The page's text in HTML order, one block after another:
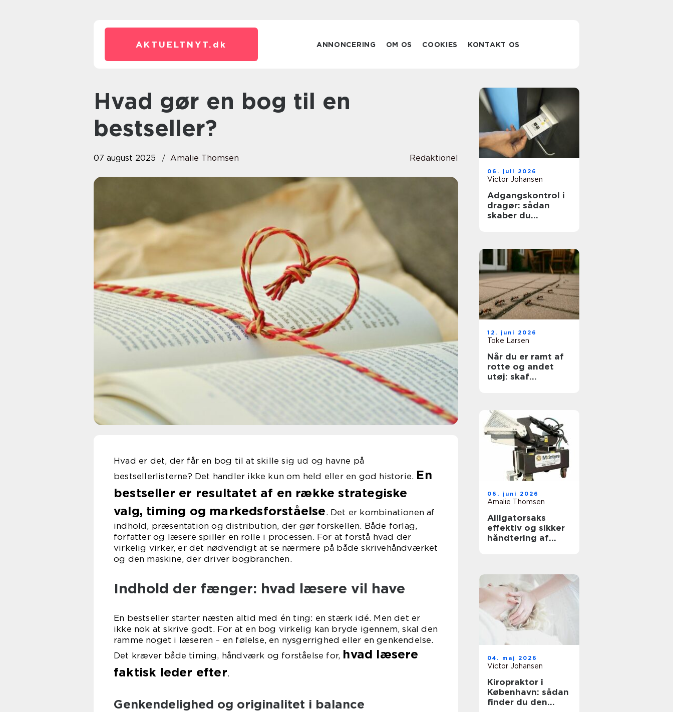
AKTUELTNYT. dk ANNONCERING OM OS COOKIES KONTAKT OS
Hvad gør en bog til en
bestseller?
07 august 2025 Amalie Thomsen Redaktionel
Hvad er det, der får en bog til at skille sig ud og havne på
bestsellerlisterne? Det handler ikke kun om held eller en god historie. En
bestseller er resultatet af en række strategiske
valg, timing og markedsforståelse. Det er kombinationen af
indhold, præsentation og distribution, der gør forskellen. Både forlag,
forfatter og læsere spiller en rolle i processen. For at forstå hvad der
virkelig virker, er det nødvendigt at se nærmere på både skrivehåndværket
og den maskine, der driver bogbranchen.
Indhold der fænger: hvad læsere vil have
En bestseller starter næsten altid med én ting: en stærk idé. Men det er
ikke nok at skrive godt. For at en bog virkelig kan bryde igennem, skal den
ramme noget i læseren – en følelse, en nysgerrighed eller en genkendelse.
Det kræver både timing, håndværk og forståelse for, hvad læsere
faktisk leder efter.
Genkendelighed og originalitet i balance
06. juli 2026
Victor Johansen
Adgangskontrol i
dragør: sådan
skaber du
12. juni 2026
Toke Larsen
Når du er ramt af
rotte og andet
utøj: skaf
06. juni 2026
Amalie Thomsen
Alligatorsaks
effektiv og sikker
håndtering af
04. maj 2026
Victor Johansen
Kiropraktor i
København: sådan
finder du den